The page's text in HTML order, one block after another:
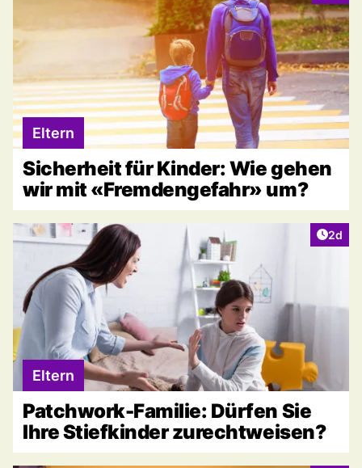
Eltern
Sicherheit für Kinder: Wie gehen
wir mit «Fremdengefahr» um?
2d
Eltern
Patchwork-Familie: Dürfen Sie
Ihre Stiefkinder zurechtweisen?